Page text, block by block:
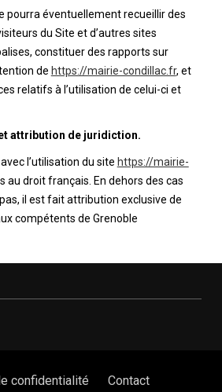
pourra éventuellement recueillir des
du Site et d’autres sites
constituer des rapports sur
de https://mairie-condillac.fr, et
relatifs à l’utilisation de celui-ci et
attribution de juridiction.
l’utilisation du site https://mairie-
au droit français. En dehors des cas
il est fait attribution exclusive de
compétents de Grenoble
confidentialité Contact